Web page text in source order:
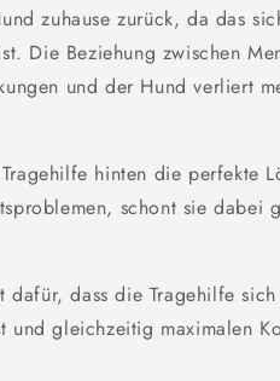
zuhause zurück, da das
Die Beziehung zwischen
und der Hund verliert
hinten die perfekte
schont sie dabei
dafür, dass die Tragehilfe
und gleichzeitig maximalen